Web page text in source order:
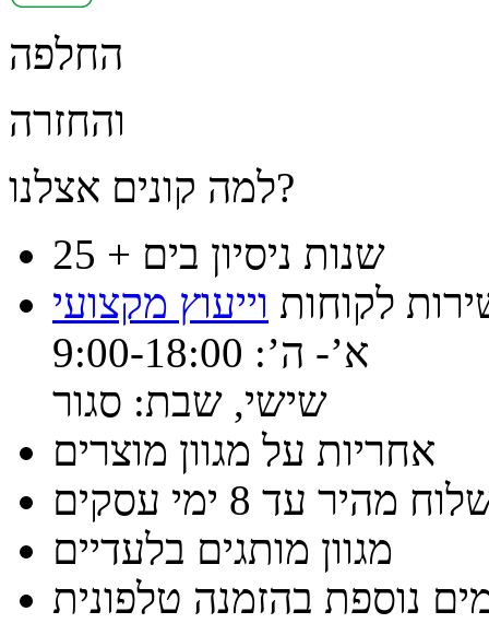
החלפה
והחזרה
למה קונים אצלנו?
25 + שנות ניסיון בים
לקוחות וייעוץ מקצועי
א’- ה’: 9:00-18:00
שישי, שבת: סגור
אחריות על מגוון מוצרים
מהיר עד 8 ימי עסקים
מגוון מותגים בלעדיים
נוספת בהזמנה טלפונית